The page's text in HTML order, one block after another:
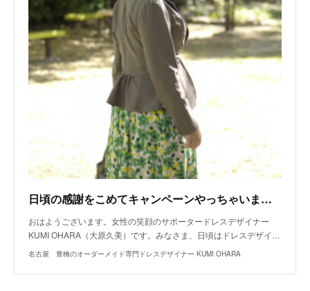
日頃の感謝をこめてキャンペーンやっちゃいます！
おはようございます。女性の笑顔のサポータードレスデザイナー
KUMI OHARA（大原久美）です。みなさま、日頃はドレスデザイ…
名古屋 豊橋のオーダーメイド専門ドレスデザイナー KUMI OHARA